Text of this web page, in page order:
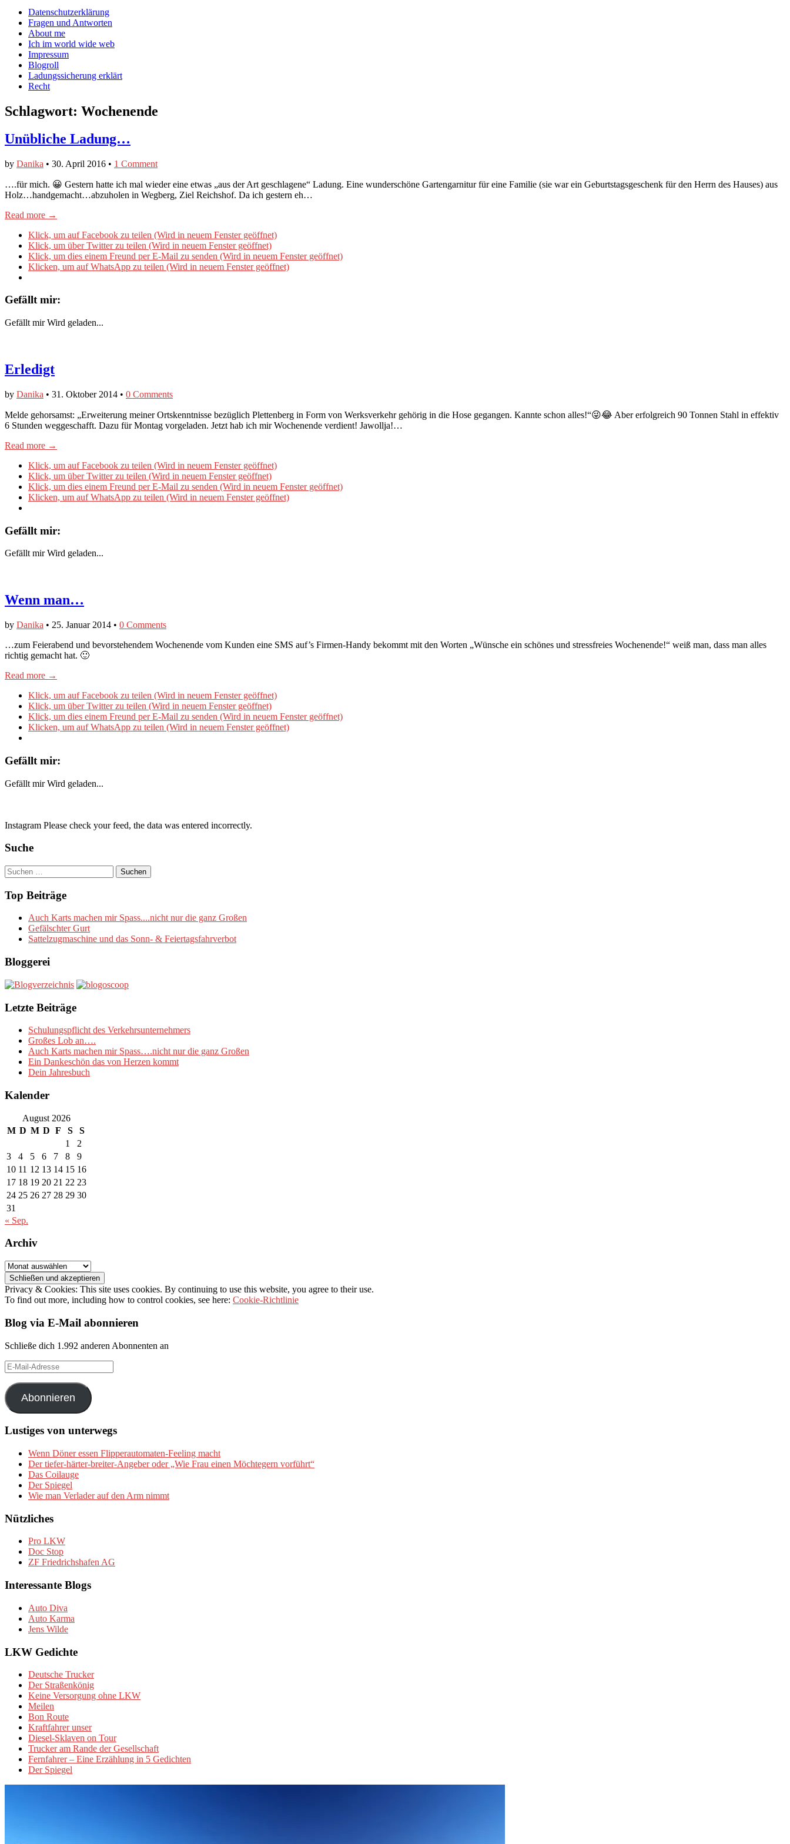
Facebook
anzeigen
Twitter
anzeigen
auf
Instagram
anzeigen
Main
menu
Skip
content
Datenschutzerklärung
Fragen und Antworten
About me
Ich im world wide web
Impressum
Blogroll
Ladungssicherung erklärt
Recht
Schlagwort: Wochenende
Unübliche Ladung…
by Danika • 30. April 2016 • 1 Comment
….für mich. 😀 Gestern hatte ich mal wieder eine etwas „aus der Art geschlagene“ Ladung. Eine wunderschöne Gartengarnitur für eine Familie (sie war ein Geburtstagsgeschenk für den Herrn des Hauses) aus
Holz…handgemacht…abzuholen in Wegberg, Ziel Reichshof. Da ich gestern eh…
Read more →
Klick, um auf Facebook zu teilen (Wird in neuem Fenster geöffnet)
Klick, um über Twitter zu teilen (Wird in neuem Fenster geöffnet)
Klick, um dies einem Freund per E-Mail zu senden (Wird in neuem Fenster geöffnet)
Klicken, um auf WhatsApp zu teilen (Wird in neuem Fenster geöffnet)
Gefällt mir:
Gefällt mir Wird geladen...
Erledigt
by Danika • 31. Oktober 2014 • 0 Comments
Melde gehorsamst: „Erweiterung meiner Ortskenntnisse bezüglich Plettenberg in Form von Werksverkehr gehörig in die Hose gegangen. Kannte schon alles!“😜😂 Aber erfolgreich 90 Tonnen Stahl in effektiv
6 Stunden weggeschafft. Dazu für Montag vorgeladen. Jetzt hab ich mir Wochenende verdient! Jawollja!…
Read more →
Klick, um auf Facebook zu teilen (Wird in neuem Fenster geöffnet)
Klick, um über Twitter zu teilen (Wird in neuem Fenster geöffnet)
Klick, um dies einem Freund per E-Mail zu senden (Wird in neuem Fenster geöffnet)
Klicken, um auf WhatsApp zu teilen (Wird in neuem Fenster geöffnet)
Gefällt mir:
Gefällt mir Wird geladen...
Wenn man…
by Danika • 25. Januar 2014 • 0 Comments
…zum Feierabend und bevorstehendem Wochenende vom Kunden eine SMS auf’s Firmen-Handy bekommt mit den Worten „Wünsche ein schönes und stressfreies Wochenende!“ weiß man, dass man alles
richtig gemacht hat. 🙂
Read more →
Klick, um auf Facebook zu teilen (Wird in neuem Fenster geöffnet)
Klick, um über Twitter zu teilen (Wird in neuem Fenster geöffnet)
Klick, um dies einem Freund per E-Mail zu senden (Wird in neuem Fenster geöffnet)
Klicken, um auf WhatsApp zu teilen (Wird in neuem Fenster geöffnet)
Gefällt mir:
Gefällt mir Wird geladen...
Instagram Please check your feed, the data was entered incorrectly.
Suche
Suchen
nach:
Top Beiträge
Auch Karts machen mir Spass....nicht nur die ganz Großen
Gefälschter Gurt
Sattelzugmaschine und das Sonn- & Feiertagsfahrverbot
Bloggerei
Letzte Beiträge
Schulungspflicht des Verkehrsunternehmers
Großes Lob an….
Auch Karts machen mir Spass….nicht nur die ganz Großen
Ein Dankeschön das von Herzen kommt
Dein Jahresbuch
Kalender
August 2026
M D M D F S
S
1
2
3
4 5 6 7 8
9
10 11 12 13 14 15 16
17 18 19 20 21 22 23
24 25 26 27 28 29 30
31
« Sep.
Archiv
Archiv
Privacy & Cookies: This site uses cookies. By continuing to use this website, you agree to their use.
To find out more, including how to control cookies, see here: Cookie-Richtlinie
Blog via E-Mail abonnieren
Schließe dich 1.992 anderen Abonnenten an
E-
Mail-
Adresse
Abonnieren
Lustiges von unterwegs
Wenn Döner essen Flipperautomaten-Feeling macht
Der tiefer-härter-breiter-Angeber oder „Wie Frau einen Möchtegern vorführt“
Das Coilauge
Der Spiegel
Wie man Verlader auf den Arm nimmt
Nützliches
Pro LKW
Doc Stop
ZF Friedrichshafen AG
Interessante Blogs
Auto Diva
Auto Karma
Jens Wilde
LKW Gedichte
Deutsche Trucker
Der Straßenkönig
Keine Versorgung ohne LKW
Meilen
Bon Route
Kraftfahrer unser
Diesel-Sklaven on Tour
Trucker am Rande der Gesellschaft
Fernfahrer – Eine Erzählung in 5 Gedichten
Der Spiegel